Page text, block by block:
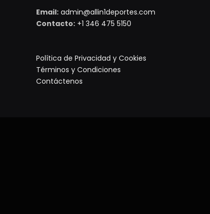
Email: admin@allin1deportes.com
Contacto: +1 346 475 5150
Política de Privacidad y Cookies
Términos y Condiciones
Contáctenos